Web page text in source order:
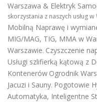
Warszawa & Elektryk
skorzystania z naszych usług
Mobilną Naprawę i
MIG/MAG, TIG, MMA w
Warszawie. Czyszczenie
Usługi szlifierką kątową z
Kontenerów Ogrodnik
Jacuzi i Sauny. Pogotowie
Automatyka, Inteligentne